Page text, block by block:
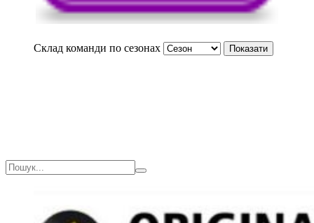
Склад команди по сезонах